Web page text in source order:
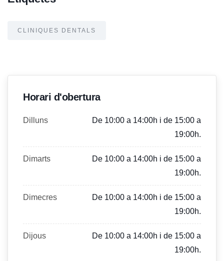
CLINIQUES DENTALS
Horari d'obertura
Dilluns
De 10:00 a 14:00h i de 15:00 a
19:00h.
Dimarts
De 10:00 a 14:00h i de 15:00 a
19:00h.
Dimecres
De 10:00 a 14:00h i de 15:00 a
19:00h.
Dijous
De 10:00 a 14:00h i de 15:00 a
19:00h.